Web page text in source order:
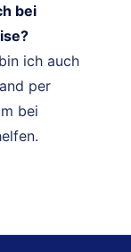
bei
ich auch
per
bei